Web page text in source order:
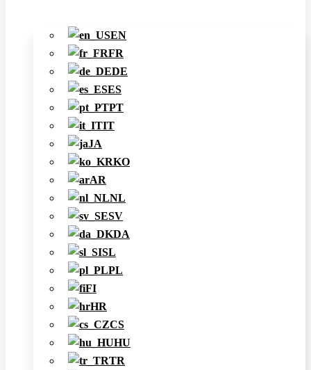
EN
FR
DE
ES
PT
IT
JA
KO
AR
NL
SV
DA
SL
PL
FI
HR
CS
HU
TR